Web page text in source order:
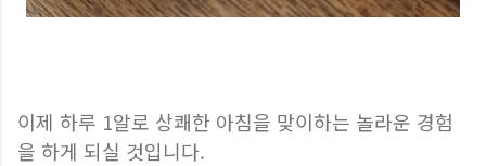
이제 하루 1알로 상쾌한 아침을 맞이하는 놀라운 경험
을 하게 되실 것입니다.